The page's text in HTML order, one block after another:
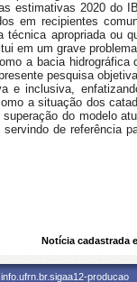
estimativas 2020 do
em recipientes
apropriada ou
em um grave
a bacia hidrográfica
pesquisa
e inclusiva,
a situação dos
do modelo
de referência
Notícia cadastrada
producao